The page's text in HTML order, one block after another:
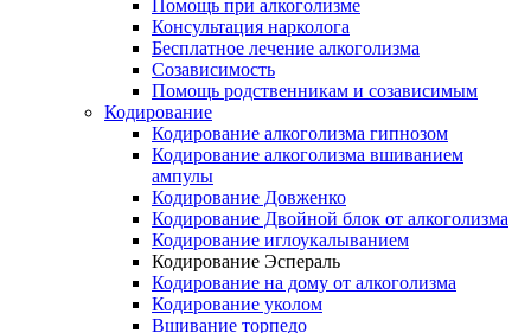
Помощь при алкоголизме
Консультация нарколога
Бесплатное лечение алкоголизма
Созависимость
Помощь родственникам и созависимым
Кодирование
Кодирование алкоголизма гипнозом
Кодирование алкоголизма вшиванием
ампулы
Кодирование Довженко
Кодирование Двойной блок от алкоголизма
Кодирование иглоукалыванием
Кодирование Эспераль
Кодирование на дому от алкоголизма
Кодирование уколом
Вшивание торпедо